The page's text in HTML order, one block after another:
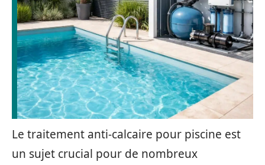
Le traitement anti-calcaire pour piscine est
un sujet crucial pour de nombreux